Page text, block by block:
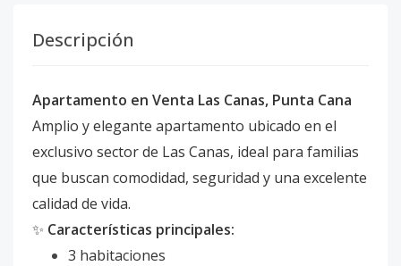
Descripción
Apartamento en Venta Las Canas, Punta Cana
Amplio y elegante apartamento ubicado en el
exclusivo sector de Las Canas, ideal para familias
que buscan comodidad, seguridad y una excelente
calidad de vida.
✨ Características principales:
3 habitaciones